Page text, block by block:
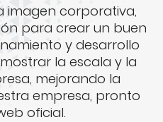
imagen corporativa,
para crear un buen
y desarrollo
la escala y la
mejorando la
empresa, pronto
oficial.